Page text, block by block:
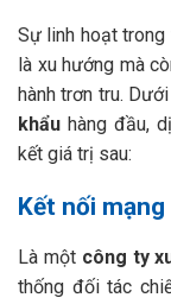
Sự linh hoạt
là xu hướng mà
hành trơn tru.
khẩu hàng đầu,
kết giá trị sau:
Kết nối
Là một công ty
thống đối tác